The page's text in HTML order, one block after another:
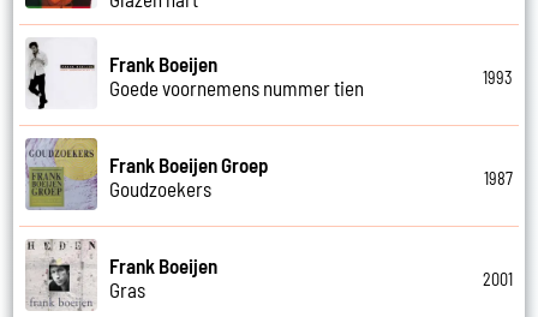
Frank Boeijen
Goede voornemens nummer tien
1993
Frank Boeijen Groep
Goudzoekers
1987
Frank Boeijen
Gras
2001